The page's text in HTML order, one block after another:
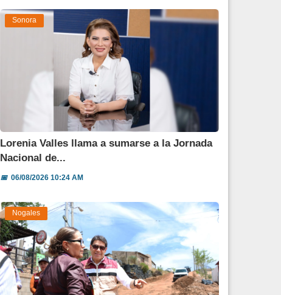
Sonora
Lorenia Valles llama a sumarse a la Jornada
Nacional de...
📅06/08/2026 10:24 AM
Nogales